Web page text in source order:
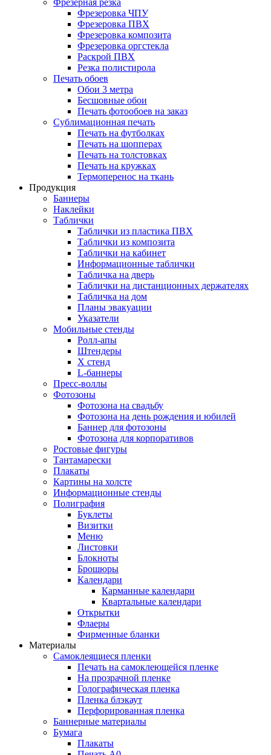
Фрезерная резка
Фрезеровка ЧПУ
Фрезеровка ПВХ
Фрезеровка композита
Фрезеровка оргстекла
Раскрой ПВХ
Резка полистирола
Печать обоев
Обои 3 метра
Бесшовные обои
Печать фотообоев на заказ
Сублимационная печать
Печать на футболках
Печать на шопперах
Печать на толстовках
Печать на кружках
Термоперенос на ткань
Продукция
Баннеры
Наклейки
Таблички
Таблички из пластика ПВХ
Таблички из композита
Таблички на кабинет
Информационные таблички
Табличка на дверь
Таблички на дистанционных держателях
Табличка на дом
Планы эвакуации
Указатели
Мобильные стенды
Ролл-апы
Штендеры
Х стенд
L-баннеры
Пресс-воллы
Фотозоны
Фотозона на свадьбу
Фотозона на день рождения и юбилей
Баннер для фотозоны
Фотозона для корпоративов
Ростовые фигуры
Тантамарески
Плакаты
Картины на холсте
Информационные стенды
Полиграфия
Буклеты
Визитки
Меню
Листовки
Блокноты
Брошюры
Календари
Карманные календари
Квартальные календари
Открытки
Флаеры
Фирменные бланки
Материалы
Самоклеящиеся пленки
Печать на самоклеющейся пленке
На прозрачной пленке
Голографическая пленка
Пленка блэкаут
Перфорированная пленка
Баннерные материалы
Бумага
Плакаты